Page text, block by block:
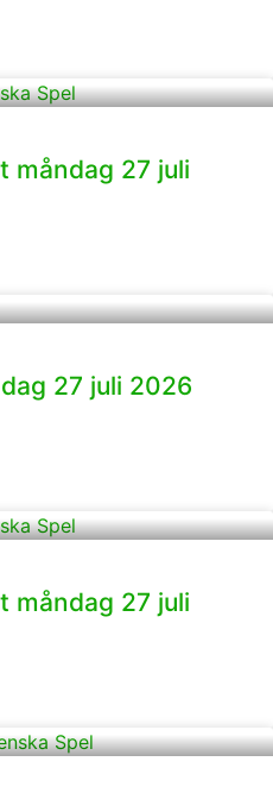
måndag 27 juli
27 juli 2026
måndag 27 juli